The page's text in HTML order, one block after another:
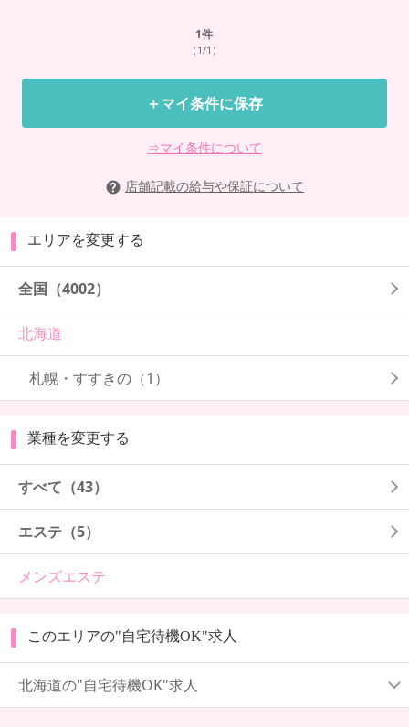
1件
（1/1）
＋マイ条件に保存
⇒マイ条件について
店舗記載の給与や保証について
エリアを変更する
全国 （4002）
北海道
札幌・すすきの （1）
業種を変更する
すべて（43）
エステ（5）
メンズエステ
このエリアの"自宅待機OK"求人
北海道の"自宅待機OK"求人